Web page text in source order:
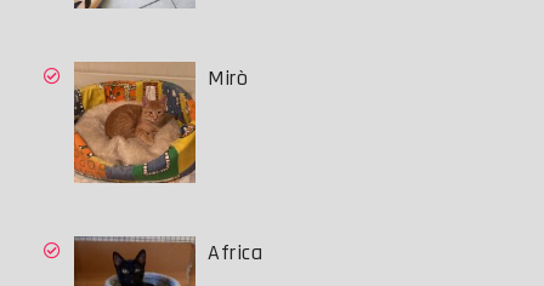
Mirò
Africa